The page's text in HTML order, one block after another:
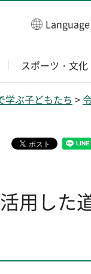
Language
スポーツ・文化
学ぶ子どもたち >
用した